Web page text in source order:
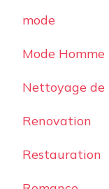
mode
Mode Homme
Nettoyage de
Renovation
Restauration